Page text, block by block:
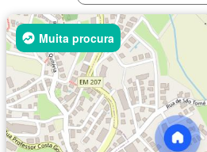
Muita procura